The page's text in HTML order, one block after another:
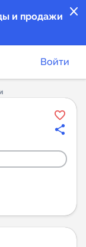
close
и продажи
Войти